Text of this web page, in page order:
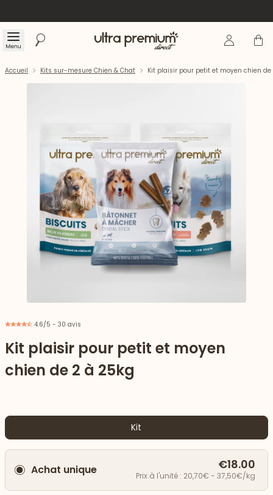
Menu Rechercher Accueil Se Panier
vers le bas
Accueil Kits sur-mesure Chien & Chat Kit plaisir pour petit et moyen chien
4.6/5 - 30 avis
Kit plaisir pour petit et moyen
chien de 2 à 25kg
Kit
Achat unique €18.00
Prix à l'unité : 20,70€ - 37,50€/kg